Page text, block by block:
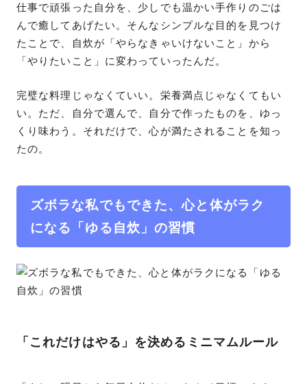
仕事で頑張った自分を、少しでも温かい手作りのごは
んで癒してあげたい。そんなシンプルな目的を見つけ
たことで、自炊が「やらなきゃいけないこと」から
「やりたいこと」に変わっていったんだ。
完璧な料理じゃなくていい。栄養満点じゃなくてもい
い。ただ、自分で選んで、自分で作ったものを、ゆっ
くり味わう。それだけで、心が満たされることを知っ
たの。
ズボラな私でもできた、心と体がラク
になる「ゆる自炊」の習慣
「これだけはやる」を決めるミニマムルール